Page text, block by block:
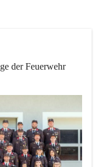
der Feuerwehr